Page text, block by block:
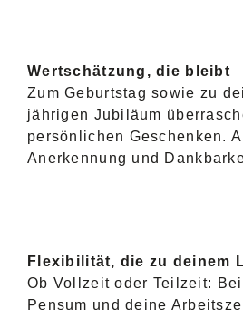
Wertschätzung, die bleibt
Zum Geburtstag sowie zu
jährigen Jubiläum
persönlichen Geschenken.
Anerkennung und
Flexibilität, die zu deinem
Ob Vollzeit oder Teilzeit:
Pensum und deine